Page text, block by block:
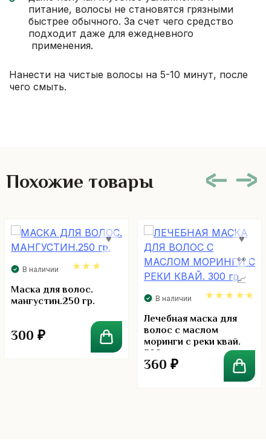
питание, волосы не становятся грязными
быстрее обычного. За счет чего средство
подходит даже для ежедневного
применения.
Нанести на чистые волосы на 5-10 минут, после
чего смыть.
Похожие товары
В наличии
3.00
Маска для волос.
мангустин.250 гр.
300 ₽
В наличии
5.00
Лечебная маска для
волос с маслом
моринги с реки квай.
300 гр.
360 ₽